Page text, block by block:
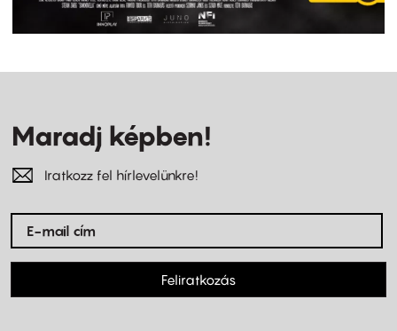
Maradj képben!
Iratkozz fel hírlevelünkre!
Feliratkozás